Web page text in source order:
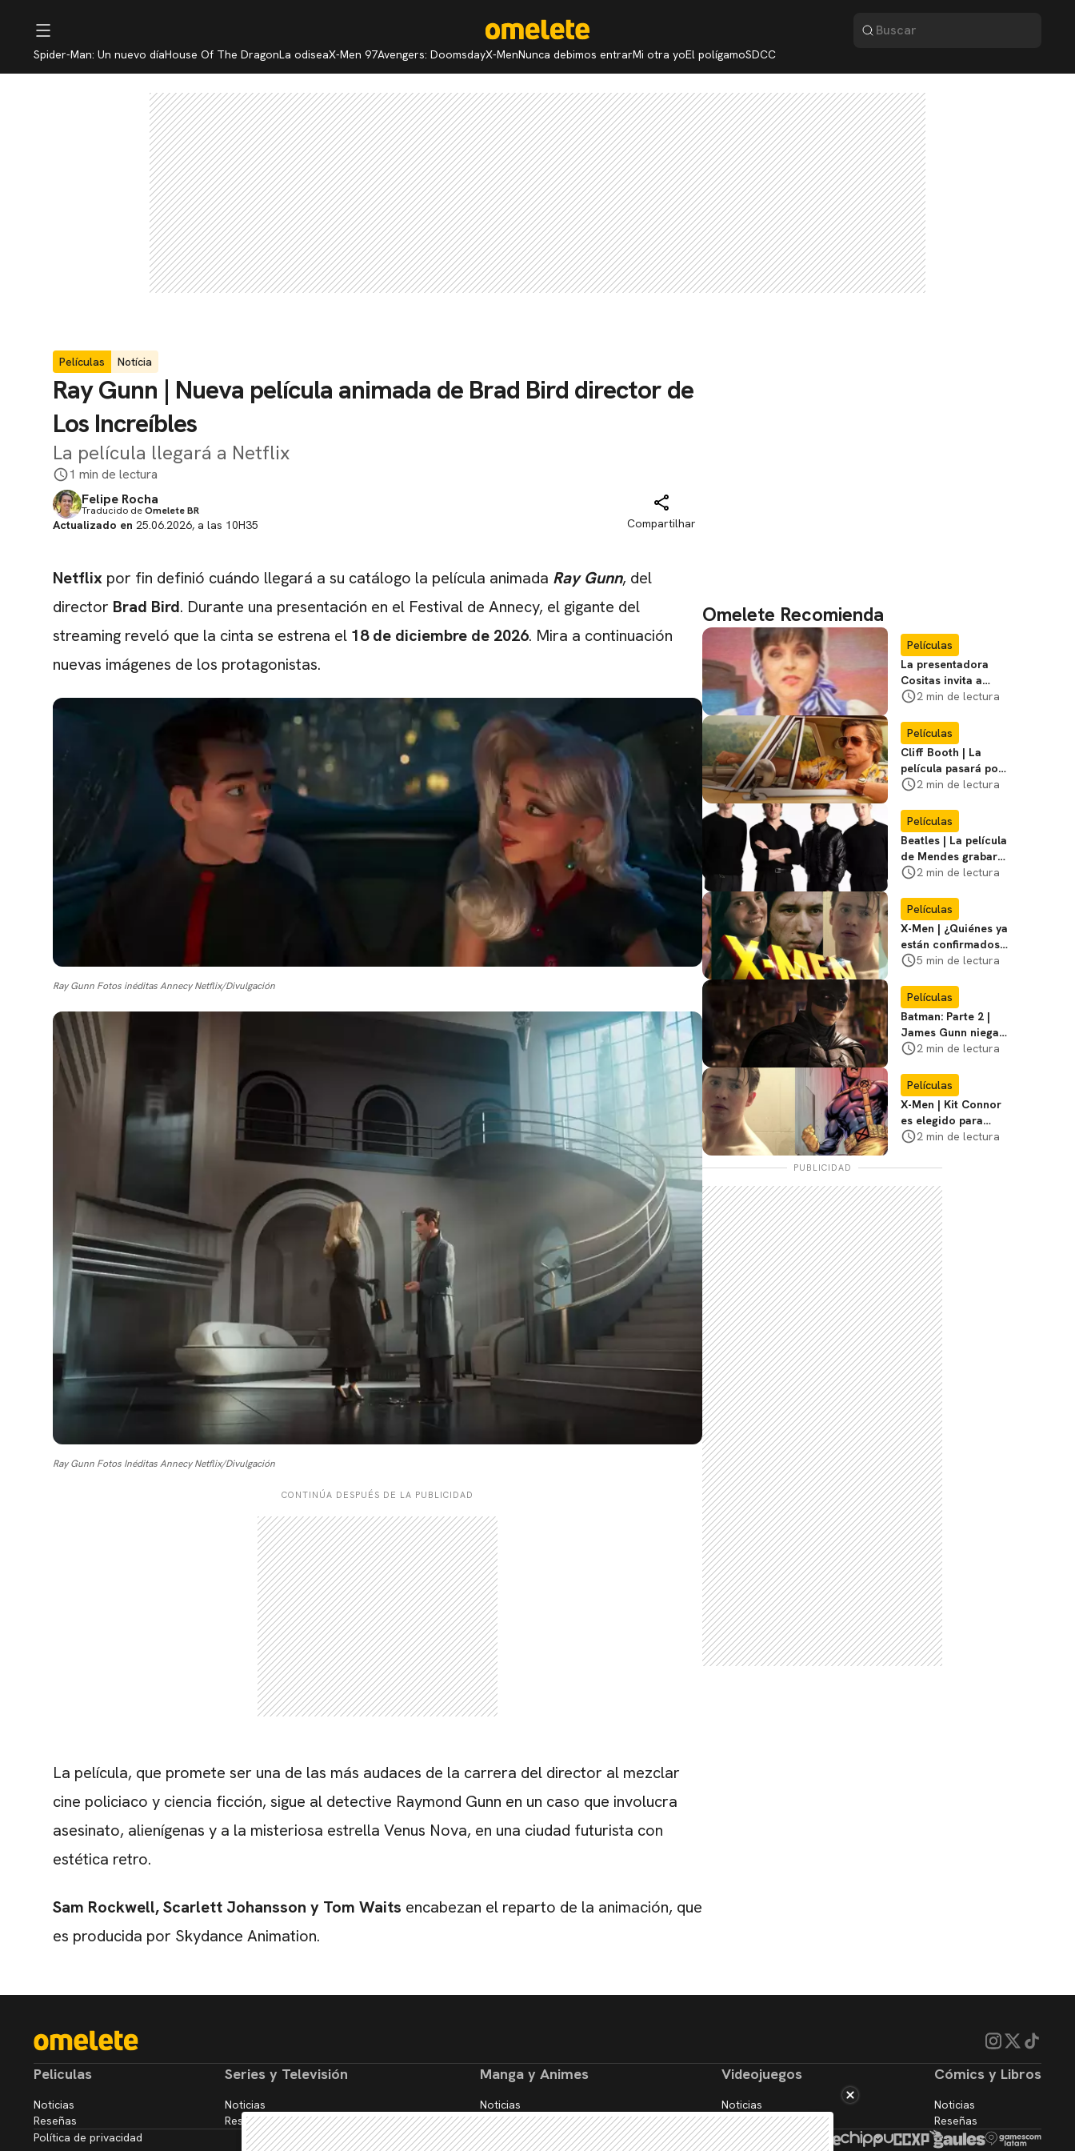
Spider-Man: Un nuevo díaHouse Of The DragonLa odiseaX-Men 97Avengers: DoomsdayX-MenNunca debimos entrarMi otra yoEl polígamoSDCC
Películas Notícia
Ray Gunn | Nueva película animada de Brad Bird director de
Los Increíbles
La película llegará a Netflix
1 min de lectura
Felipe Rocha
Traducido deOmelete BR
Actualizado en 25.06.2026, a las 10H35 Compartilhar
Netflix por fin definió cuándo llegará a su catálogo la película animada Ray Gunn, del
director Brad Bird. Durante una presentación en el Festival de Annecy, el gigante del
streaming reveló que la cinta se estrena el 18 de diciembre de 2026. Mira a continuación
nuevas imágenes de los protagonistas.
Ray Gunn Fotos inéditas Annecy Netflix/Divulgación
Ray Gunn Fotos Inéditas Annecy Netflix/Divulgación
CONTINÚA DESPUÉS DE LA PUBLICIDAD
La película, que promete ser una de las más audaces de la carrera del director al mezclar
cine policiaco y ciencia ficción, sigue al detective Raymond Gunn en un caso que involucra
asesinato, alienígenas y a la misteriosa estrella Venus Nova, en una ciudad futurista con
estética retro.
Sam Rockwell, Scarlett Johansson y Tom Waits encabezan el reparto de la animación, que
es producida por Skydance Animation.
Omelete Recomienda
Películas
La presentadora
Cositas invita a
visitar el
Miasma
2 min de lectura
Películas
Cliff Booth | La
película pasará por
nuevas filmaciones
2 min de lectura
Películas
Beatles | La película
de Mendes grabará
escenas en la
2 min de lectura
Películas
X-Men | ¿Quiénes ya
están confirmados
en la película de
favoritos
5 min de lectura
Películas
Batman: Parte 2 |
James Gunn niega
que se filme la parte
2 min de lectura
Películas
X-Men | Kit Connor
es elegido para
interpretar a
película
2 min de lectura
PUBLICIDAD
CARREGANDO PUBLICIDADE
Peliculas
Noticias
Reseñas
Series y Televisión
Noticias
Reseñas
Manga y Animes
Noticias
Reseñas
Videojuegos
Noticias
Reseñas
Cómics y Libros
Noticias
Reseñas
Política de privacidad